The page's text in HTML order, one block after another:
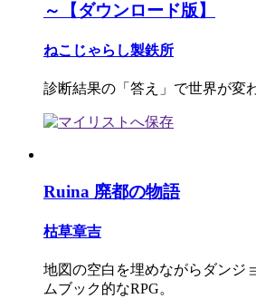
～【ダウンロード版】
ねこじゃらし製鉄所
診断結果の「答え」で世界が変
Ruina 廃都の物語
枯草章吉
地図の空白を埋めながらダンジ
ムブック的なRPG。